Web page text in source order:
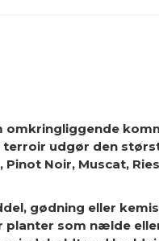
omkringliggende
udgør den
Noir, Muscat,
gødning eller
planter som nælde